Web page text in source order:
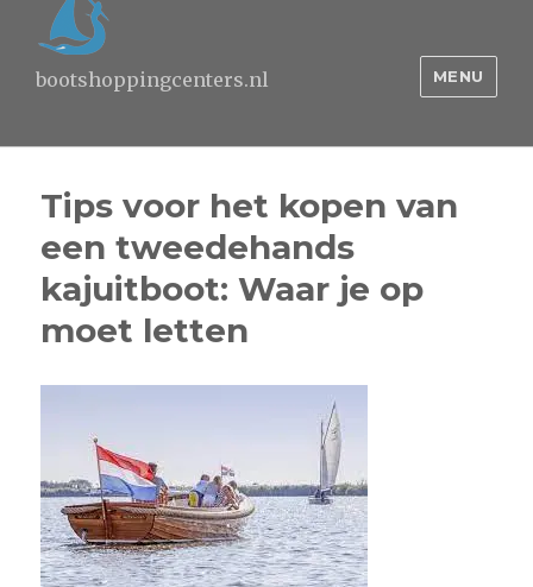
bootshoppingcenters.nl MENU
Tips voor het kopen van
een tweedehands
kajuitboot: Waar je op
moet letten